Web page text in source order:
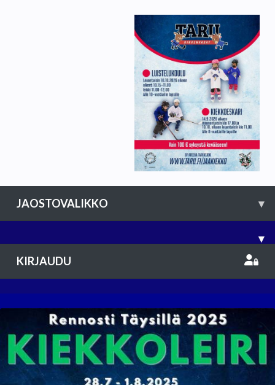
JAOSTOVALIKKO ▾
▾
KIRJAUDU